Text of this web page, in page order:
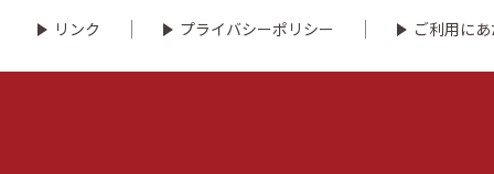
リンク プライバシーポリシー ご利用に